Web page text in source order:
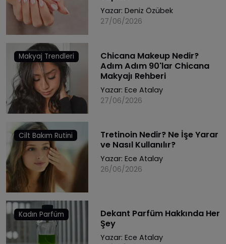
Yazar: Deniz Özübek
27/06/2026
Makyaj Trendleri
Chicana Makeup Nedir?
Adım Adım 90'lar Chicana
Makyajı Rehberi
Yazar: Ece Atalay
27/06/2026
Cilt Bakım Rutini
Tretinoin Nedir? Ne İşe Yarar
ve Nasıl Kullanılır?
Yazar: Ece Atalay
26/06/2026
Kadın Parfüm
Dekant Parfüm Hakkında Her
Şey
Yazar: Ece Atalay